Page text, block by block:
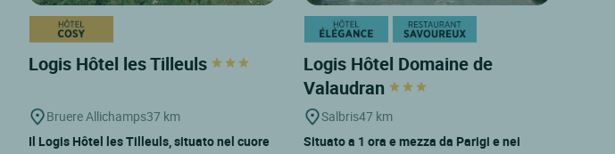
Logis Hôtel les Tilleuls
Bruere Allichamps37 km
Il Logis Hôtel les Tilleuls, situato nel cuore
Logis Hôtel Domaine de
Valaudran
Salbris47 km
Situato a 1 ora e mezza da Parigi e nei